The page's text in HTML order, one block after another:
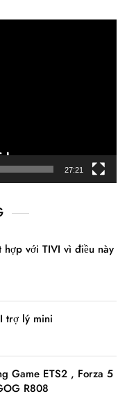
27:21
với TIVI vì điều này
trợ lý mini
Game ETS2 , Forza 5
R808